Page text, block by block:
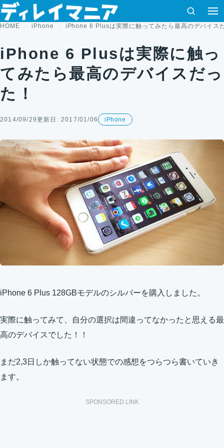
コンテンツへスキップ
検索
HOME iPhone iPhone 6 Plusは実際に触ってみたら最高のデバイス
iPhone 6 Plusは実際に触っ
てみたら最高のデバイスだっ
た！
2014/09/29更新日: 2017/01/06 iPhone
iPhone 6 Plus 128GBモデルのシルバーを購入しました。
実際に触ってみて、自分の選択は間違ってなかったと思える最
高のデバイスでした！！
まだ2,3日しか触ってない状態での感想をつらつら書いていき
ます。
SPONSORED LINK